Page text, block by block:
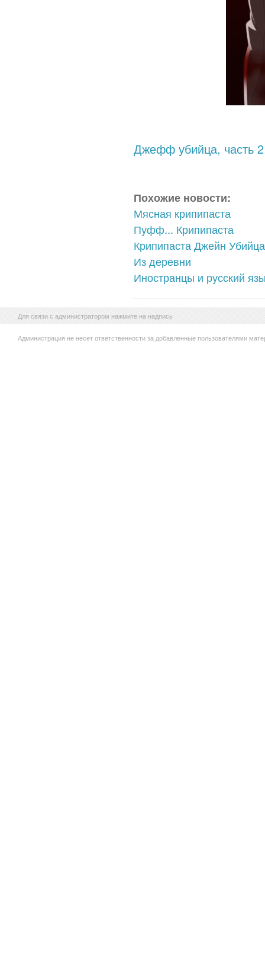
Джефф убийца, часть 2
Похожие новости:
Мясная крипипаста
Пуфф... Крипипаста
Крипипаста Джейн Убийца
Из деревни
Иностранцы и русский
Для связи с администратором нажмите на надпись
Администрация не несет ответственности за добавленные пользователями